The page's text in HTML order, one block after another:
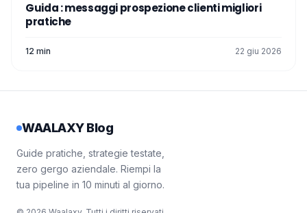
Guida : messaggi prospezione clienti migliori
pratiche
12 min 22 giu 2026
WAALAXY Blog
Guide pratiche, strategie testate,
zero gergo aziendale. Riempi la
tua pipeline in 10 minuti al giorno.